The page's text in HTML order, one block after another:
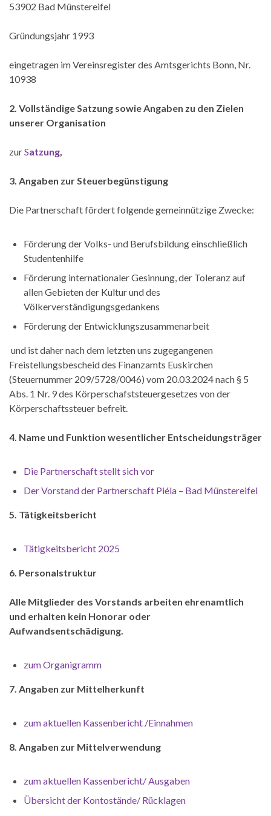
53902 Bad Münstereifel
Gründungsjahr 1993
eingetragen im Vereinsregister des Amtsgerichts Bonn, Nr.
10938
2. Vollständige Satzung sowie Angaben zu den Zielen
unserer Organisation
zurSatzung,
3. Angaben zur Steuerbegünstigung
Die Partnerschaft fördert folgende gemeinnützige Zwecke:
Förderung der Volks- und Berufsbildung einschließlich
Studentenhilfe
Förderung internationaler Gesinnung, der Toleranz auf
allen Gebieten der Kultur und des
Völkerverständigungsgedankens
Förderung der Entwicklungszusammenarbeit
und ist daher nach dem letzten uns zugegangenen
Freistellungsbescheid des Finanzamts Euskirchen
(Steuernummer 209/5728/0046) vom 20.03.2024 nach § 5
Abs. 1 Nr. 9 des Körperschafststeuergesetzes von der
Körperschaftssteuer befreit.
4. Name und Funktion wesentlicher Entscheidungsträger
Die Partnerschaft stellt sich vor
Der Vorstand der Partnerschaft Piéla – Bad Münstereifel
5. Tätigkeitsbericht
Tätigkeitsbericht 2025
6. Personalstruktur
Alle Mitglieder des Vorstands arbeiten ehrenamtlich
und erhalten kein Honorar oder
Aufwandsentschädigung.
zum Organigramm
7. Angaben zur Mittelherkunft
zum aktuellen Kassenbericht /Einnahmen
8. Angaben zur Mittelverwendung
zum aktuellen Kassenbericht/ Ausgaben
Übersicht der Kontostände/ Rücklagen